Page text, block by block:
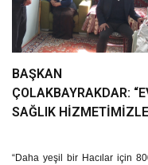
BAŞKAN
ÇOLAKBAYRAKDAR:
SAĞLIK
DOKUNUYORUZ”
“Daha yeşil bir Hacılar için